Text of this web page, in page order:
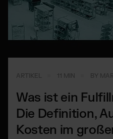
Was ist ein
Die Definition,
Kosten im